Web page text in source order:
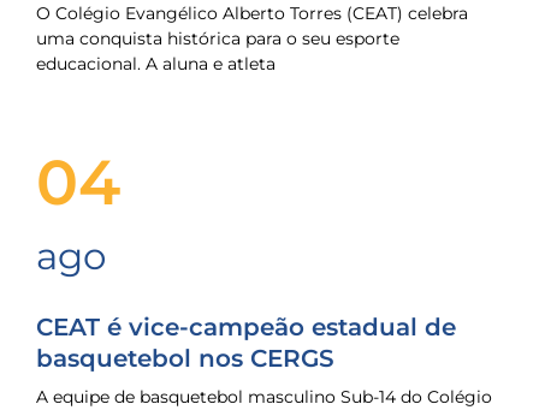
O Colégio Evangélico Alberto Torres (CEAT) celebra
uma conquista histórica para o seu esporte
educacional. A aluna e atleta
04
ago
CEAT é vice-campeão estadual de
basquetebol nos CERGS
A equipe de basquetebol masculino Sub-14 do Colégio